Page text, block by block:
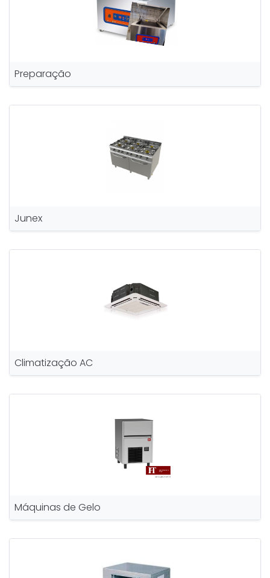
Preparação
Junex
Climatização AC
Máquinas de Gelo